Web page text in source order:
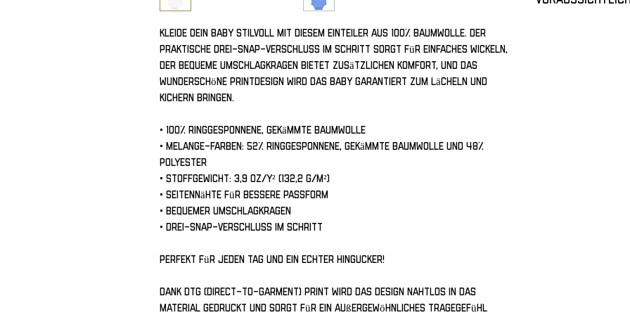
Kleide dein Baby stilvoll mit diesem Einteiler aus 100% Baumwolle. Der
praktische Drei-Snap-Verschluss im Schritt sorgt für einfaches Wickeln,
der bequeme Umschlagkragen bietet zusätzlichen Komfort, und das
wunderschöne Printdesign wird das Baby garantiert zum Lächeln und
Kichern bringen.
• 100% ringgesponnene, gekämmte Baumwolle
• Melange-Farben: 52% ringgesponnene, gekämmte Baumwolle und 48%
Polyester
• Stoffgewicht: 3,9 oz/y² (132,2 g/m²)
• Seitennähte für bessere Passform
• Bequemer Umschlagkragen
• Drei-Snap-Verschluss im Schritt
Perfekt für jeden Tag und ein echter Hingucker!
Dank DTG (Direct-to-Garment) Print wird das Design nahtlos in das
Material gedruckt und sorgt für ein außergewöhnliches Tragegefühl